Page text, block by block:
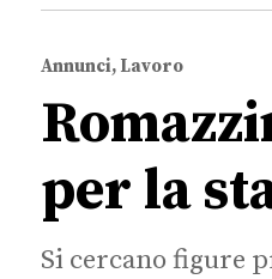
Annunci, Lavoro
per la
Si cercano figure